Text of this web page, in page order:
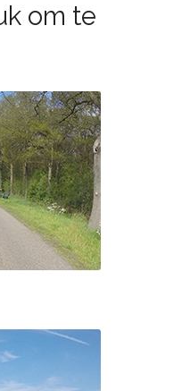
om te